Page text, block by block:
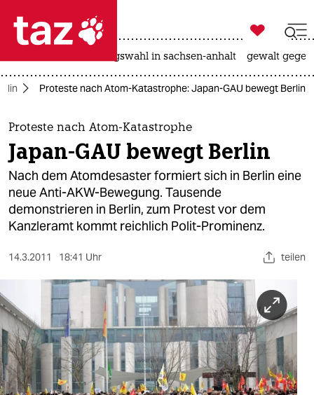
 taz zahl ich
taz zahl ich
themen
politik
öko
gesellschaft
kultur
sport
berlin
nord
wahrheit

taz zahl ich
landtagswahl in sachsen-anhalt gewalt
Proteste nach Atom-Katastrophe: Japan-GAU bewegt Berlin
Proteste nach Atom-Katastrophe
Japan-GAU bewegt Berlin
Nach dem Atomdesaster formiert sich in Berlin eine
neue Anti-AKW-Bewegung. Tausende
demonstrieren in Berlin, zum Protest vor dem
Kanzleramt kommt reichlich Polit-Prominenz.
14.3.2011 18:41 Uhr teilen